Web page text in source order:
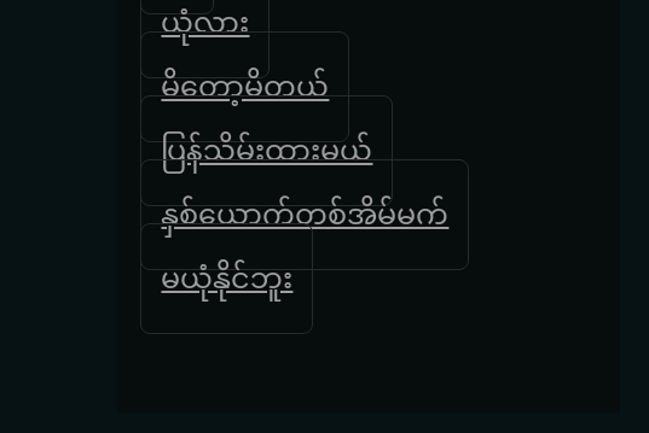
ယုံလား
မိတော့မိတယ်
ပြန်သိမ်းထားမယ်
နှစ်ယောက်တစ်အိမ်မက်
မယုံနိုင်ဘူး